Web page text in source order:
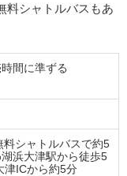
料シャトルバスもあ
間に準ずる
料シャトルバスで約5
浜大津駅から徒歩5
津ICから約5分